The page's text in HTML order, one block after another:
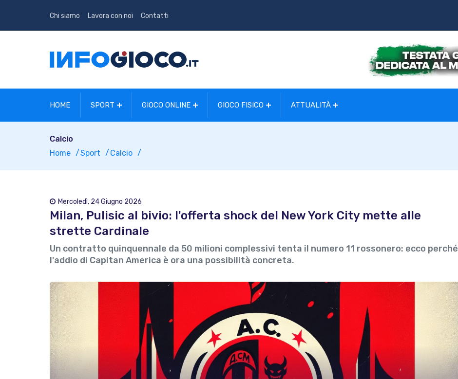
Chi siamo Lavora con noi Contatti
HOME SPORT GIOCO ONLINE GIOCO FISICO ATTUALITÀ
Calcio
Home
Sport Calcio
Mercoledì, 24 Giugno 2026
Milan, Pulisic al bivio: l'offerta shock del New York City mette alle
strette Cardinale
Un contratto quinquennale da 50 milioni complessivi tenta il numero 11 rossonero: ecco perché
l'addio di Capitan America è ora una possibilità concreta.